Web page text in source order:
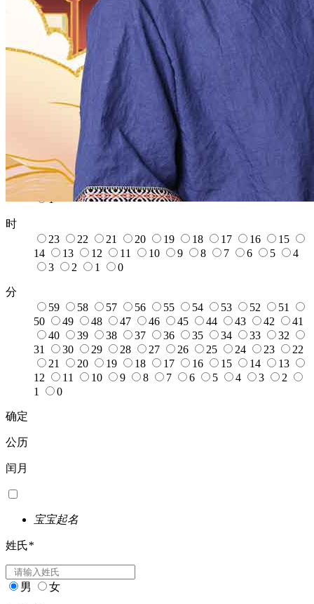
1931
1930 1928 1927 1926
1924
1923 1922 1920
1919
1918
1916 1915 1914
1912
1911
1909 1908 1907
1905
1904 1903 1902 1900
12
11 7
31
30 29 28 27 25 24
22
21 20 18 17
12
11 10 9 8 7 4
1
时
23
22 21 20 19 18 17 16
15
14
13 12 11 10 9 8 7 6 5
4
3
2 1 0
分
59
58 57 56 55 54 53 52
51
50
49 48 47 46 45 44 43 42
41
40
39 38 37 36 35 34 33
32
31
30 29 28 27 26 25 24 23
22
21
20 19 18 17 16 15 14
13
12
11 10 9 8 7 6 5 4 3
2
1
0
确定
公历
闰月
宝宝起名
姓氏*
男 女